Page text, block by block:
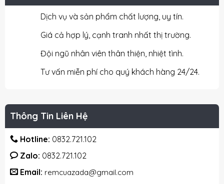
Dịch vụ và sản phẩm chất lượng, uy tín.
Giá cả hợp lý, cạnh tranh nhất thị trường.
Đội ngũ nhân viên thân thiện, nhiệt tình.
Tư vấn miễn phí cho quý khách hàng 24/24.
Thông Tin Liên Hệ
Hotline: 0832.721.102
Zalo: 0832.721.102
Email: remcuazada@gmail.com